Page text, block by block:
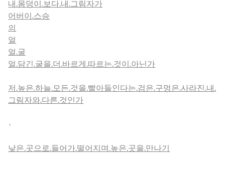
내.몸덩이.보다.내.그림자가
어버이.스승
의
얼
얼.굴
얼.담긴.굴을.더.바르게.따르는.것이.아닌가
저.높은.하늘.모든.것을.빨아들인다는.검은.구멍은.사라진.내.
그림자와.다른.것인가
낮은.곳으로.들어가.떨어지며.높은.곳을.만나기